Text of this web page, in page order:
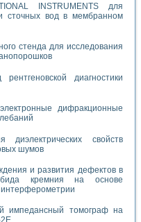
INSTRUMENTS для
сточных вод в мембранном
стенда для исследования
диагностики
дифракционные
диэлектрических свойств
шумов
и развития дефектов в
кремния на основе
интерферометрии
импедансный томограф на